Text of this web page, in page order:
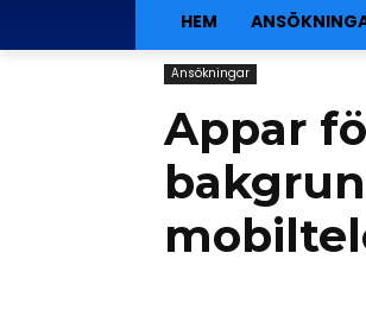
HEM
Ansökningar
Appar